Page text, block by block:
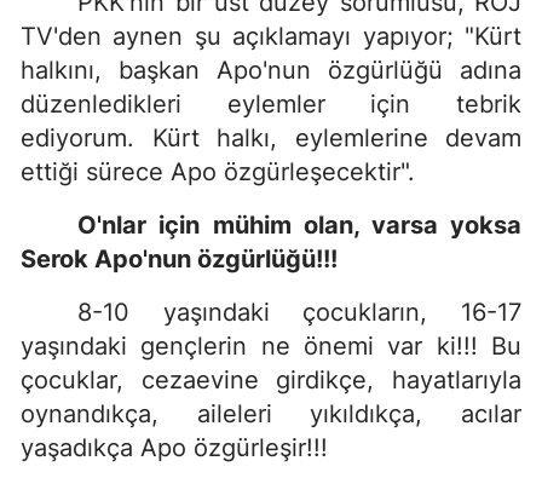
TV'den aynen şu açıklamayı yapıyor; "Kürt
halkını, başkan Apo'nun özgürlüğü adına
düzenledikleri eylemler için tebrik
ediyorum. Kürt halkı, eylemlerine devam
ettiği sürece Apo özgürleşecektir".
O'nlar için mühim olan, varsa yoksa
Serok Apo'nun özgürlüğü!!!
8-10 yaşındaki çocukların, 16-17
yaşındaki gençlerin ne önemi var ki!!! Bu
çocuklar, cezaevine girdikçe, hayatlarıyla
oynandıkça, aileleri yıkıldıkça, acılar
yaşadıkça Apo özgürleşir!!!